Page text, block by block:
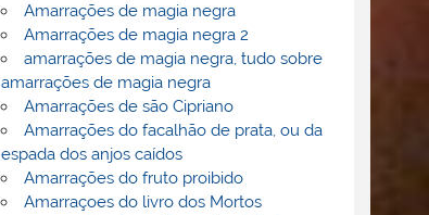
Amarrações de magia negra
Amarrações de magia negra 2
amarrações de magia negra, tudo sobre
amarrações de magia negra
Amarrações de são Cipriano
Amarrações do facalhão de prata, ou da
espada dos anjos caídos
Amarrações do fruto proibido
Amarraçoes do livro dos Mortos